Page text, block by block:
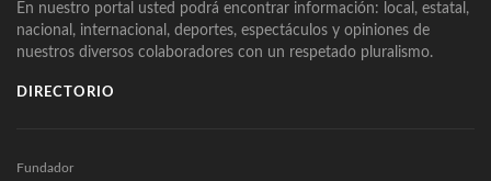
En nuestro portal usted podrá encontrar información: local, estatal,
nacional, internacional, deportes, espectáculos y opiniones de
nuestros diversos colaboradores con un respetado pluralismo.
DIRECTORIO
Fundador